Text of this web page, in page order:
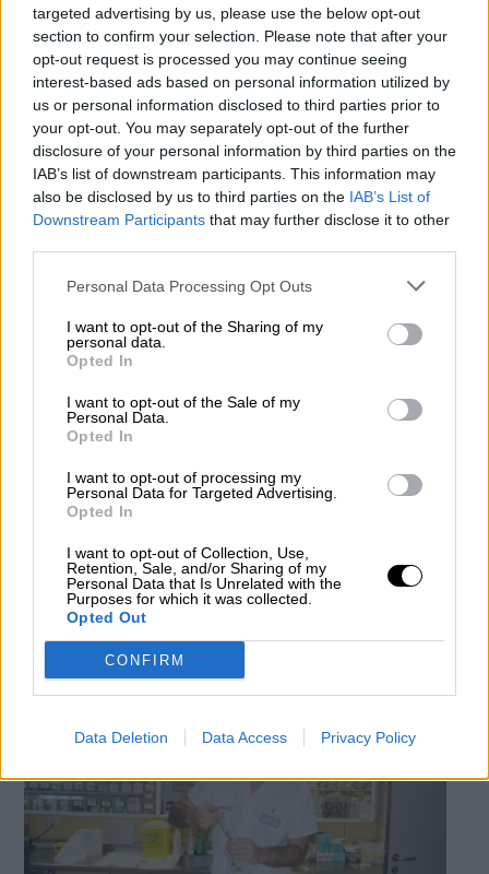
targeted advertising by us, please use the below opt-out
section to confirm your selection. Please note that after your
opt-out request is processed you may continue seeing
interest-based ads based on personal information utilized by
us or personal information disclosed to third parties prior to
your opt-out. You may separately opt-out of the further
disclosure of your personal information by third parties on the
IAB’s list of downstream participants. This information may
also be disclosed by us to third parties on the IAB’s List of
Downstream Participants that may further disclose it to other
Personal Data Processing Opt Outs
I want to opt-out of the Sharing of my
personal data.
Opted In
I want to opt-out of the Sale of my
Personal Data.
Opted In
I want to opt-out of processing my
Personal Data for Targeted Advertising.
Opted In
I want to opt-out of Collection, Use,
Retention, Sale, and/or Sharing of my
Personal Data that Is Unrelated with the
Purposes for which it was collected.
Opted Out
CONFIRM
Data Deletion Data Access Privacy Policy
El coronavirus llega a Disneyland París
PorPatricia Arredondo
Más artículos de este autor
lunes, 9 de marzo de 2020
Así son las medidas de precaución por
el COVID-19 en los centros sanitarios
de la Comunidad de Madrid
Andrea Chaparro Cayuela
Más artículos de este autor
martes, 10 de marzo de 2020